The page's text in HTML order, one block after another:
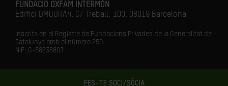
FES-TE SOCI/SÒCIA
FUNDACIÓ OXFAM INTERMÓN
Edifici DMOURA4. C/ Treball, 100. 08019 Barcelona
Inscrita en el Registre de Fundacions Privades de la Generalitat de
Catalunya amb el número 259.
NIF: G-58236803